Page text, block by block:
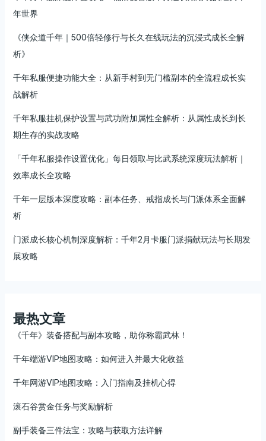
年世界
《侠众道千年｜500倍轻修行与长久在线玩法的沉浸式成长全解
析》
千年私服便捷功能大全：从新手村到无门槛副本的全流程成长实
战解析
千年私服挂机保护设置与武功附加属性全解析：从属性成长到长
期生存的实战攻略
「千年私服操作设置优化」每日领取与比武系统深度玩法解析｜
效率成长全攻略
千年一层版本深度攻略：副本任务、戒指成长与门派体系全面解
析
门派成长核心机制深度解析：千年2月卡服门派捐献玩法与长期发
展攻略
最热文章
《千年》装备搭配与副本攻略，助你称霸武林！
千年端游VIP地图攻略：如何进入并最大化收益
千年网游VIP地图攻略：入门指南及挂机心得
滚石谷赏金任务与奖励解析
副手装备三件法宝：攻略与获取方法详解